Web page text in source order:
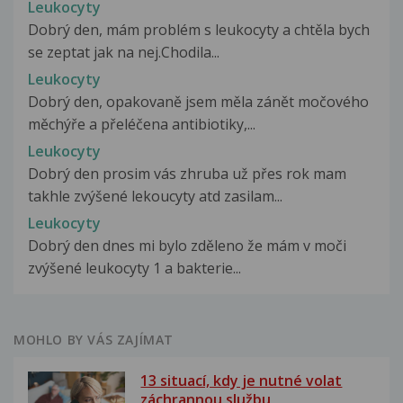
Leukocyty
Dobrý den, mám problém s leukocyty a chtěla bych
se zeptat jak na nej.Chodila...
Leukocyty
Dobrý den, opakovaně jsem měla zánět močového
měchýře a přeléčena antibiotiky,...
Leukocyty
Dobrý den prosim vás zhruba už přes rok mam
takhle zvýšené lekoucyty atd zasilam...
Leukocyty
Dobrý den dnes mi bylo zděleno že mám v moči
zvýšené leukocyty 1 a bakterie...
MOHLO BY VÁS ZAJÍMAT
13 situací, kdy je nutné volat